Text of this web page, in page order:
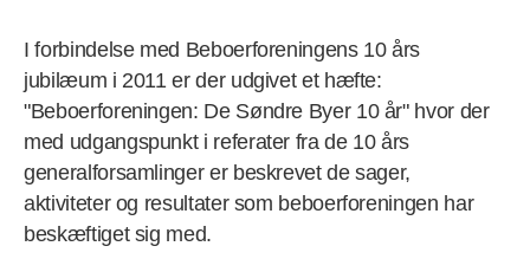
I forbindelse med Beboerforeningens 10 års
jubilæum i 2011 er der udgivet et hæfte:
"Beboerforeningen: De Søndre Byer 10 år" hvor der
med udgangspunkt i referater fra de 10 års
generalforsamlinger er beskrevet de sager,
aktiviteter og resultater som beboerforeningen har
beskæftiget sig med.